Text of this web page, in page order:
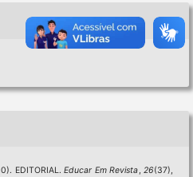
EDITORIAL.Educar Em Revista,26(37),